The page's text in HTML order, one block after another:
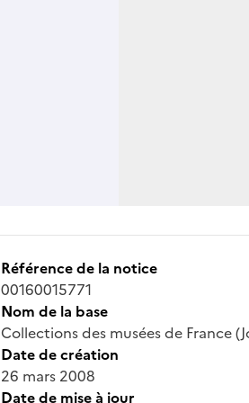
Référence de la notice
00160015771
Nom de la base
Collections des musées de France
Date de création
26 mars 2008
Date de mise à jour